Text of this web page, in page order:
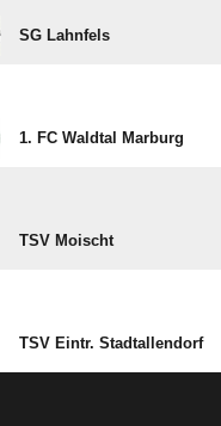
SG Lahnfels
1. FC Waldtal Marburg
TSV Moischt
TSV Eintr. Stadtallendorf